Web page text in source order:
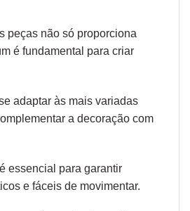
peças não só proporciona
é fundamental para criar
adaptar às mais variadas
a decoração com
essencial para garantir
e fáceis de movimentar.